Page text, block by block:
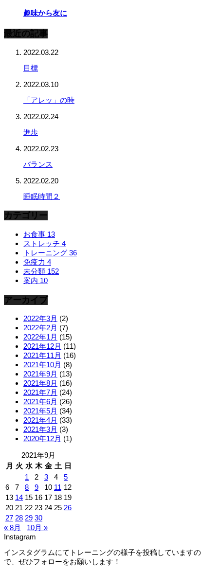
趣味から友に
最近の記事
2022.03.22
目標
2022.03.10
「アレッ」の時
2022.02.24
進歩
2022.02.23
バランス
2022.02.20
睡眠時間２
カテゴリー
お食事 13
ストレッチ 4
トレーニング 36
免疫力 4
未分類 152
案内 10
アーカイブ
2022年3月 (2)
2022年2月 (7)
2022年1月 (15)
2021年12月 (11)
2021年11月 (16)
2021年10月 (8)
2021年9月 (13)
2021年8月 (16)
2021年7月 (24)
2021年6月 (26)
2021年5月 (34)
2021年4月 (33)
2021年3月 (3)
2020年12月 (1)
2021年9月
月 火 水 木 金 土 日
1
2 3 4
5
6
7 8 9 10 11 12
13 14 15 16 17 18 19
20 21 22 23 24 25 26
27 28 29 30
« 8月
10月 »
Instagram
インスタグラムにてトレーニングの様子を投稿していますの
で、ぜひフォローをお願いします！